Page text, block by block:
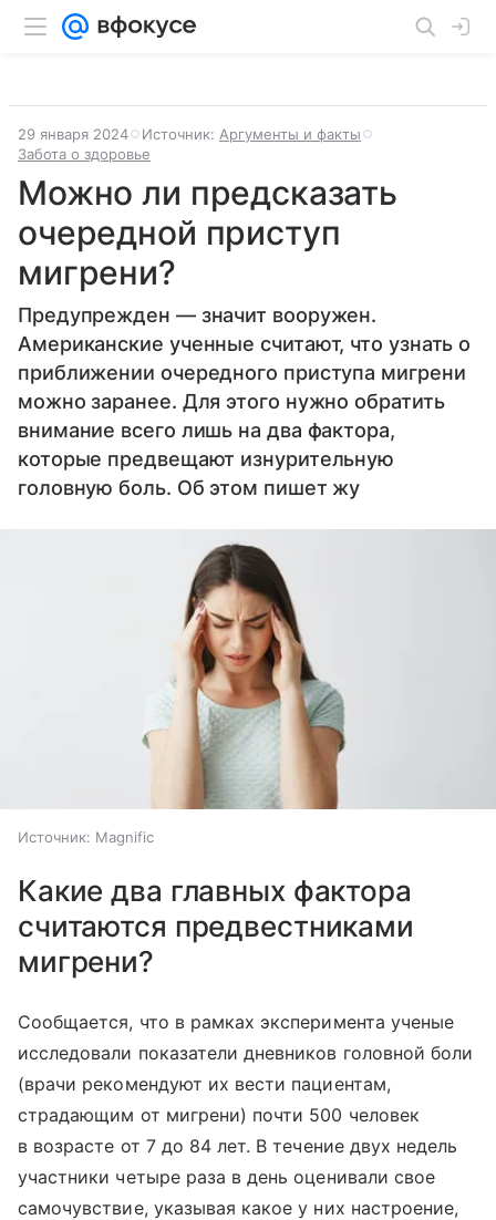
29 января 2024 Источник: Аргументы и факты
Забота о здоровье
Можно ли предсказать
очередной приступ
мигрени?
Предупрежден — значит вооружен.
Американские ученные считают, что узнать о
приближении очередного приступа мигрени
можно заранее. Для этого нужно обратить
внимание всего лишь на два фактора,
которые предвещают изнурительную
головную боль. Об этом пишет жу
Источник: Magnific
Какие два главных фактора
считаются предвестниками
мигрени?
Сообщается, что в рамках эксперимента ученые
исследовали показатели дневников головной боли
(врачи рекомендуют их вести пациентам,
страдающим от мигрени) почти 500 человек
в возрасте от 7 до 84 лет. В течение двух недель
участники четыре раза в день оценивали свое
самочувствие, указывая какое у них настроение,